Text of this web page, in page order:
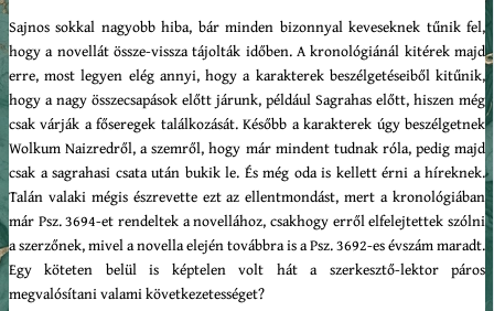
Sajnos sokkal nagyobb hiba, bár minden bizonnyal keveseknek tűnik fel,
hogy a novellát össze-vissza tájolták időben. A kronológiánál kitérek majd
erre, most legyen elég annyi, hogy a karakterek beszélgetéseiből kitűnik,
hogy a nagy összecsapások előtt járunk, például Sagrahas előtt, hiszen még
csak várják a főseregek találkozását. Később a karakterek úgy beszélgetnek
Wolkum Naizredről, a szemről, hogy már mindent tudnak róla, pedig majd
csak a sagrahasi csata után bukik le. És még oda is kellett érni a híreknek.
Talán valaki mégis észrevette ezt az ellentmondást, mert a kronológiában
már Psz. 3694-et rendeltek a novellához, csakhogy erről elfelejtettek szólni
a szerzőnek, mivel a novella elején továbbra is a Psz. 3692-es évszám maradt.
Egy köteten belül is képtelen volt hát a szerkesztő-lektor páros
megvalósítani valami következetességet?